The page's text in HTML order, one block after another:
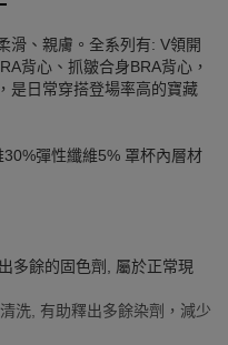
滑、親膚。全系列有: V領開
背心、抓皺合身BRA背心，
是日常穿搭登場率高的寶藏
彈性纖維5% 罩杯內層材
多餘的固色劑, 屬於正常現
洗, 有助釋出多餘染劑，減少